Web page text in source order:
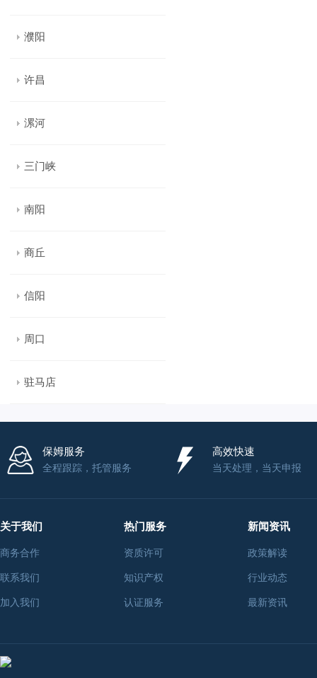
濮阳
许昌
漯河
三门峡
南阳
商丘
信阳
周口
驻马店
保姆服务
全程跟踪，托管服务
高效快速
当天处理，当天申报
关于我们
商务合作
联系我们
加入我们
热门服务
资质许可
知识产权
认证服务
新闻资讯
政策解读
行业动态
最新资讯